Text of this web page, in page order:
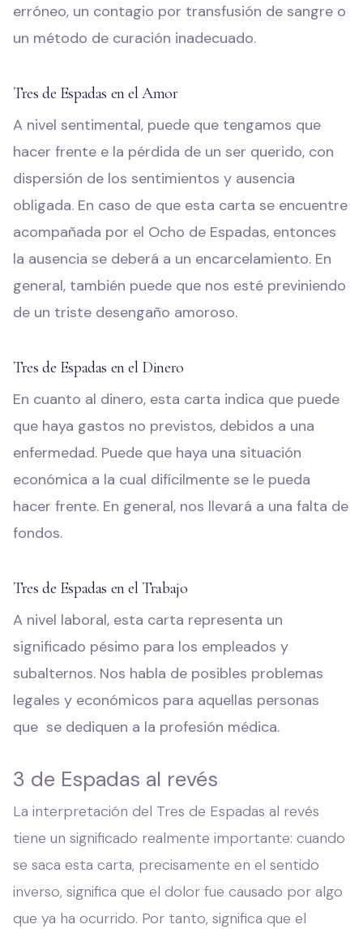
erróneo, un contagio por transfusión de sangre o
un método de curación inadecuado.
Tres de Espadas en el Amor
A nivel sentimental, puede que tengamos que
hacer frente e la pérdida de un ser querido, con
dispersión de los sentimientos y ausencia
obligada. En caso de que esta carta se encuentre
acompañada por el Ocho de Espadas, entonces
la ausencia se deberá a un encarcelamiento. En
general, también puede que nos esté previniendo
de un triste desengaño amoroso.
Tres de Espadas en el Dinero
En cuanto al dinero, esta carta indica que puede
que haya gastos no previstos, debidos a una
enfermedad. Puede que haya una situación
económica a la cual difícilmente se le pueda
hacer frente. En general, nos llevará a una falta de
fondos.
Tres de Espadas en el Trabajo
A nivel laboral, esta carta representa un
significado pésimo para los empleados y
subalternos. Nos habla de posibles problemas
legales y económicos para aquellas personas
que se dediquen a la profesión médica.
3 de Espadas al revés
La interpretación del Tres de Espadas al revés
tiene un significado realmente importante: cuando
se saca esta carta, precisamente en el sentido
inverso, significa que el dolor fue causado por algo
que ya ha ocurrido. Por tanto, significa que el